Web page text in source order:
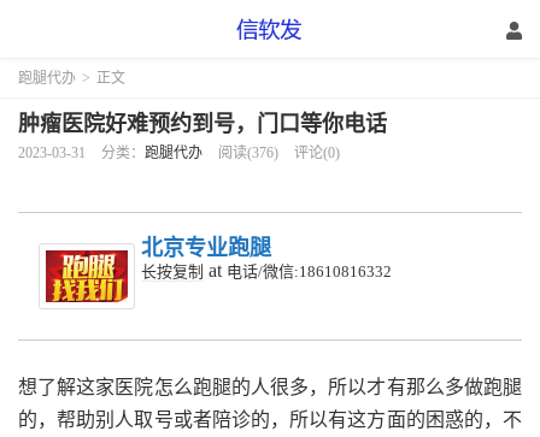
跑腿代办 > 正文
肿瘤医院好难预约到号，门口等你电话
2023-03-31 分类： 跑腿代办 阅读(376) 评论(0)
北京专业跑腿
长按复制 at 电话/微信:18610816332
想了解这家医院怎么跑腿的人很多，所以才有那么多做跑腿
的，帮助别人取号或者陪诊的，所以有这方面的困惑的，不